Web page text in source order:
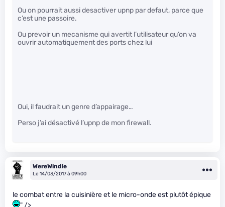
Ou on pourrait aussi desactiver upnp par defaut, parce que
c’est une passoire.
Ou prevoir un mecanisme qui avertit l’utilisateur qu’on va
ouvrir automatiquement des ports chez lui
Oui, il faudrait un genre d’appairage…
Perso j’ai désactivé l’upnp de mon firewall.
WereWindle
Le 14/03/2017 à 09h00
le combat entre la cuisinière et le micro-onde est plutôt épique
" />